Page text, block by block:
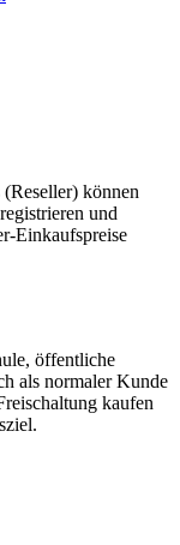
können
und
Einkaufspreise
öffentliche
als normaler Kunde
kaufen